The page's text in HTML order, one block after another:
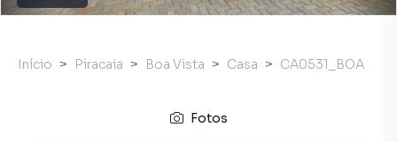
Início Piracaia Boa Vista Casa CA0531_BOA
Fotos